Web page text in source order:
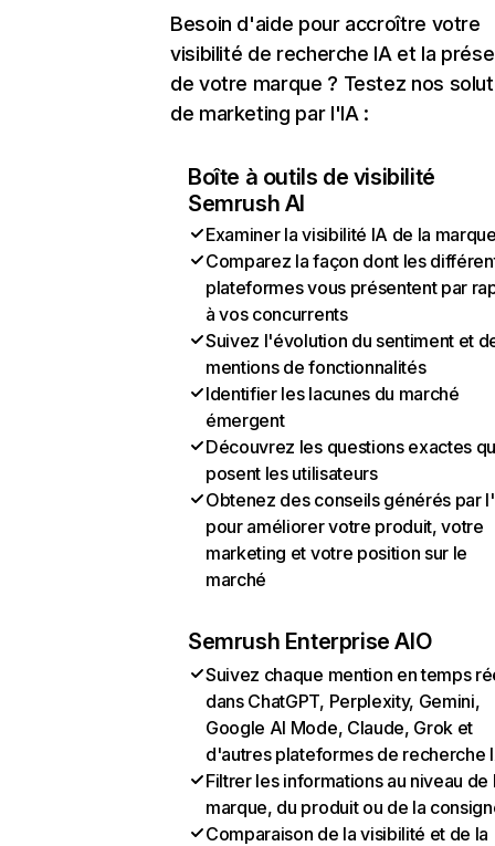
Besoin d'aide pour accroître votre
visibilité de recherche IA et la
de votre marque ? Testez nos
de marketing par l'IA :
Boîte à outils de visibilité
Semrush AI
Examiner la visibilité IA de la
Comparez la façon dont les
plateformes vous présentent par
à vos concurrents
Suivez l'évolution du sentiment et
mentions de fonctionnalités
Identifier les lacunes du marché
émergent
Découvrez les questions exactes
posent les utilisateurs
Obtenez des conseils générés par
pour améliorer votre produit, votre
marketing et votre position sur le
marché
Semrush Enterprise AIO
Suivez chaque mention en temps
dans ChatGPT, Perplexity, Gemini,
Google AI Mode, Claude, Grok et
d'autres plateformes de recherche
Filtrer les informations au niveau de
marque, du produit ou de la
Comparaison de la visibilité et de la